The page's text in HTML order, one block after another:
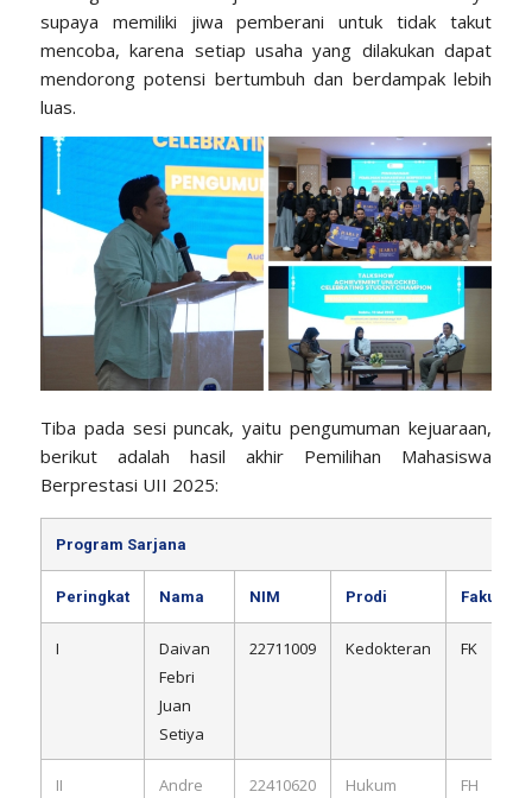
supaya memiliki jiwa pemberani untuk tidak takut
mencoba, karena setiap usaha yang dilakukan dapat
mendorong potensi bertumbuh dan berdampak lebih
luas.
Tiba pada sesi puncak, yaitu pengumuman kejuaraan,
berikut adalah hasil akhir Pemilihan Mahasiswa
Berprestasi UII 2025:
Program Sarjana
Peringkat Nama NIM Prodi Fakultas
I
Daivan
Febri
Juan
Setiya
22711009 Kedokteran FK
II
Andre
22410620 Hukum FH